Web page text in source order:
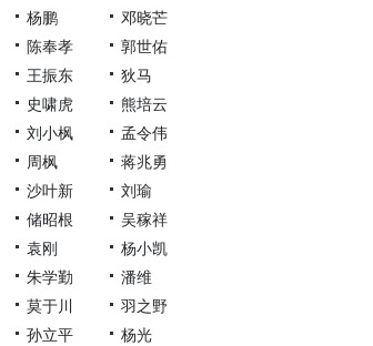
杨鹏
邓晓芒
陈奉孝
郭世佑
王振东
狄马
史啸虎
熊培云
刘小枫
孟令伟
周枫
蒋兆勇
沙叶新
刘瑜
储昭根
吴稼祥
袁刚
杨小凯
朱学勤
潘维
莫于川
羽之野
孙立平 杨光